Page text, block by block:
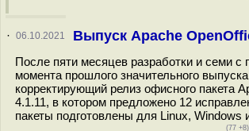
· 06.10.2021 Выпуск Apache
После пяти месяцев разработки и семи с
момента прошлого значительного
корректирующий релиз офисного пакета
4.1.11, в котором предложено 12
пакеты подготовлены для Linux, Windows
(77 +8)